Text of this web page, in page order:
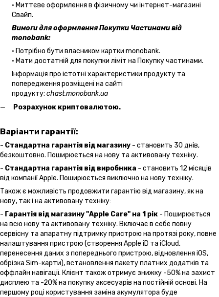
• Миттєве оформлення в фізичному чи інтернет-магазині
Cвайп.
Вимоги для оформлення Покупки Частинами від
monobank:
• Потрібно бути власником картки monobank.
• Мати достатній для покупки ліміт на Покупку частинами.
Інформація про істотні характеристики продукту та
попередження розміщені на сайті
продукту: chast.monobank.ua
Розрахунок криптовалютою.
Варіанти гарантії:
- Стандартна гарантія від магазину - становить 30 днів,
безкоштовно. Поширюється на нову та активовану техніку.
- Стандартна гарантія від виробника - становить 12 місяців
від компанії Apple. Поширюється виключно на нову техніку.
Також є можливість продовжити гарантію від магазину, як на
нову, так і на активовану техніку:
- Гарантія від магазину "Apple Care" на 1 рік - Поширюється
на всю нову та активовану техніку. Включає в себе повну
сервісну та апаратну підтримку пристрою на протязі року, повне
налаштування пристрою (створення Apple iD та iCloud,
перенесення даних з попереднього пристрою, відновлення іOS,
обрізка Sim-карти), встановлення пакету платних додатків та
оффлайн навігації. Клієнт також отримує знижку -50% на захист
дисплею та -20% на покупку аксесуарів на постійній основі. На
першому році користування заміна акумулятора буде